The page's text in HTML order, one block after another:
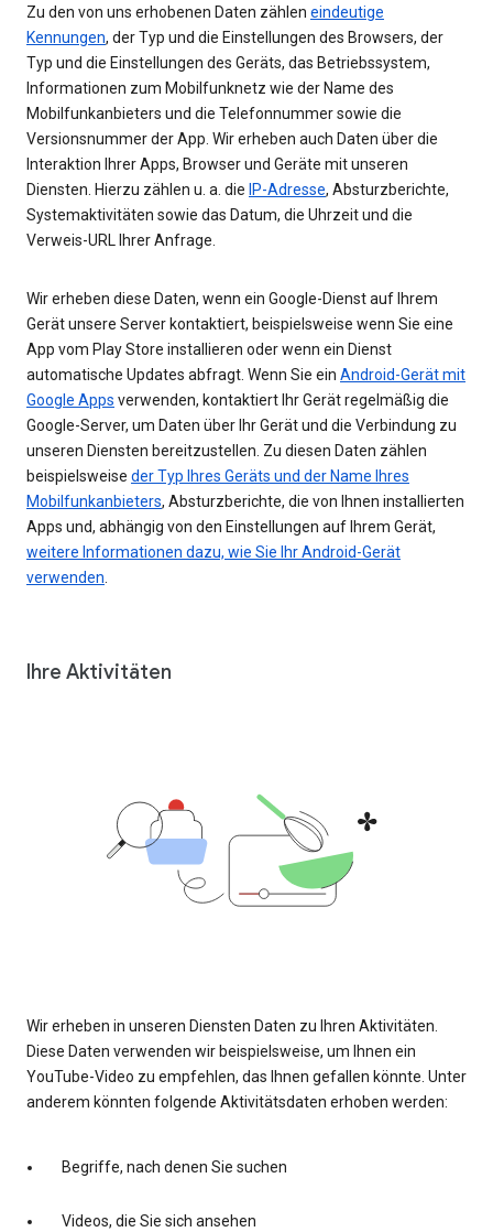
Zu den von uns erhobenen Daten zählen eindeutige
Kennungen, der Typ und die Einstellungen des Browsers, der
Typ und die Einstellungen des Geräts, das Betriebssystem,
Informationen zum Mobilfunknetz wie der Name des
Mobilfunkanbieters und die Telefonnummer sowie die
Versionsnummer der App. Wir erheben auch Daten über die
Interaktion Ihrer Apps, Browser und Geräte mit unseren
Diensten. Hierzu zählen u. a. die IP-Adresse, Absturzberichte,
Systemaktivitäten sowie das Datum, die Uhrzeit und die
Verweis-URL Ihrer Anfrage.
Wir erheben diese Daten, wenn ein Google-Dienst auf Ihrem
Gerät unsere Server kontaktiert, beispielsweise wenn Sie eine
App vom Play Store installieren oder wenn ein Dienst
automatische Updates abfragt. Wenn Sie ein Android-Gerät mit
Google Apps verwenden, kontaktiert Ihr Gerät regelmäßig die
Google-Server, um Daten über Ihr Gerät und die Verbindung zu
unseren Diensten bereitzustellen. Zu diesen Daten zählen
beispielsweise der Typ Ihres Geräts und der Name Ihres
Mobilfunkanbieters, Absturzberichte, die von Ihnen installierten
Apps und, abhängig von den Einstellungen auf Ihrem Gerät,
weitere Informationen dazu, wie Sie Ihr Android-Gerät
verwenden.
Ihre Aktivitäten
Wir erheben in unseren Diensten Daten zu Ihren Aktivitäten.
Diese Daten verwenden wir beispielsweise, um Ihnen ein
YouTube-Video zu empfehlen, das Ihnen gefallen könnte. Unter
anderem könnten folgende Aktivitätsdaten erhoben werden:
Begriffe, nach denen Sie suchen
Videos, die Sie sich ansehen